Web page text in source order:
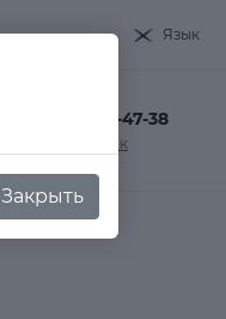
Язык
+38(093) 995-47-38
Заказать звонок
Закрыть